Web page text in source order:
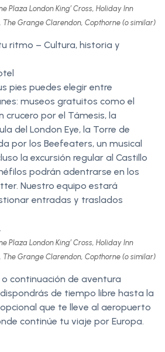
Plaza London King’ Cross, Holiday Inn
The Grange Clarendon, Copthorne (o similar)
ritmo – Cultura, historia y
pies puedes elegir entre
museos gratuitos como el
crucero por el Támesis, la
del London Eye, la Torre de
por los Beefeaters, un musical
la excursión regular al Castillo
podrán adentrarse en los
Nuestro equipo estará
entradas y traslados
Plaza London King’ Cross, Holiday Inn
The Grange Clarendon, Copthorne (o similar)
continuación de aventura
de tiempo libre hasta la
que te lleve al aeropuerto
continúe tu viaje por Europa.